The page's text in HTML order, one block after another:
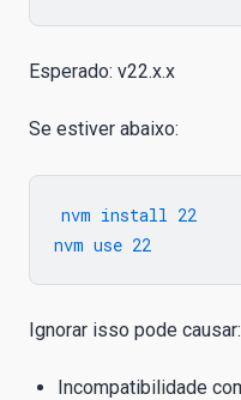
Esperado: v22.x.x
Se estiver abaixo:
nvm install 22
Ignorar isso pode causar:
Incompatibilidade